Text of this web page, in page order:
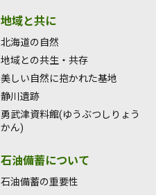
地域と共に
北海道の自然
地域との共生・共存
美しい自然に抱かれた基地
静川遺跡
勇武津資料館(ゆうぶつしりょう
かん)
石油備蓄について
石油備蓄の重要性